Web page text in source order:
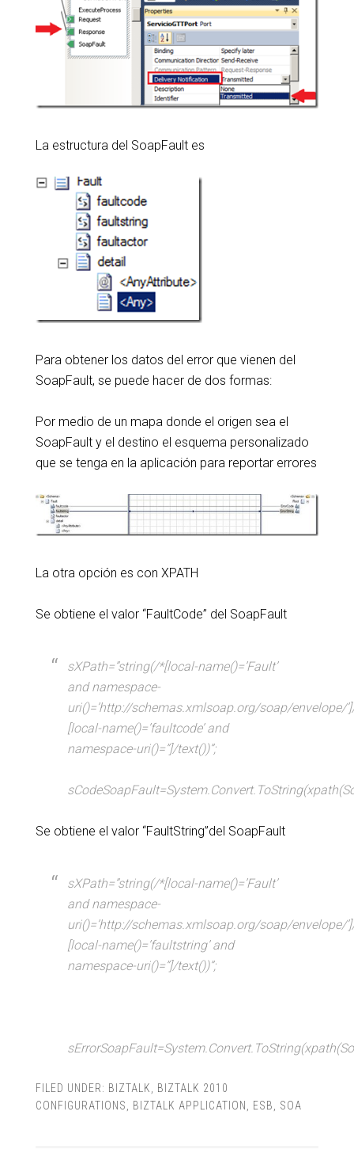
La estructura del SoapFault es
Para obtener los datos del error que vienen del
SoapFault, se puede hacer de dos formas:
Por medio de un mapa donde el origen sea el
SoapFault y el destino el esquema personalizado
que se tenga en la aplicación para reportar errores
La otra opción es con XPATH
Se obtiene el valor “FaultCode” del SoapFault
sXPath=”string(/*[local-name()=’Fault’
and namespace-
uri()=’http://schemas.xmlsoap.org/soap/envelope/
[local-name()=’faultcode’ and
namespace-uri()=”]/text())”;
Se obtiene el valor “FaultString”del SoapFault
sXPath=”string(/*[local-name()=’Fault’
and namespace-
uri()=’http://schemas.xmlsoap.org/soap/envelope/
[local-name()=’faultstring’ and
namespace-uri()=”]/text())”;
FILED UNDER: BIZTALK
BIZTALK 2010
CONFIGURATIONS
BIZTALK APPLICATION ESB SOA